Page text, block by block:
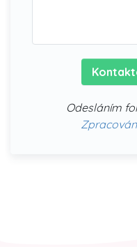
Odesláním